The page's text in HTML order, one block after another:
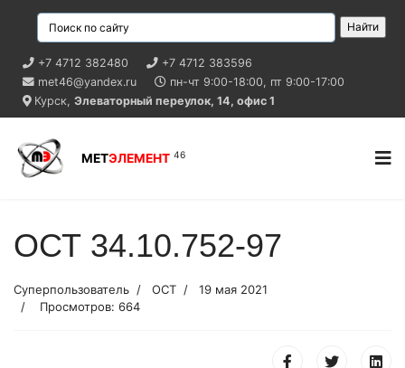
+7 4712 382480
+7 4712 383596
met46@yandex.ru
пн-чт 9:00-18:00, пт 9:00-17:00
Курск, Элеваторный переулок, 14, офис 1
МЕТЭЛЕМЕНТ 46
ОСТ 34.10.752-97
Суперпользователь ОСТ
19 мая 2021
Просмотров: 664